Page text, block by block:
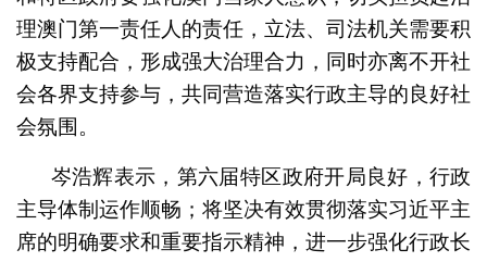
理澳门第一责任人的责任，立法、司法机关需要积
极支持配合，形成强大治理合力，同时亦离不开社
会各界支持参与，共同营造落实行政主导的良好社
会氛围。
岑浩辉表示，第六届特区政府开局良好，行政
主导体制运作顺畅；将坚决有效贯彻落实习近平主
席的明确要求和重要指示精神，进一步强化行政长